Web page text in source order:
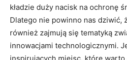
kładzie ⁣duży nacisk na ochronę
Dlatego nie⁣ powinno nas dziwić,
również zajmują się tematyką
‌innowacjami technologicznymi.